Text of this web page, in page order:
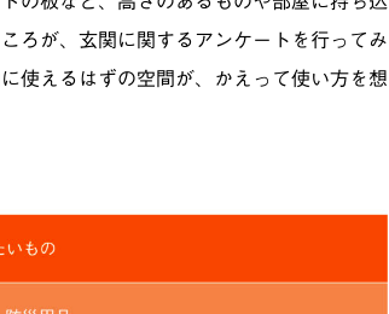
ろが、玄関に関するアンケートを行ってみ
使えるはずの空間が、かえって使い方を想